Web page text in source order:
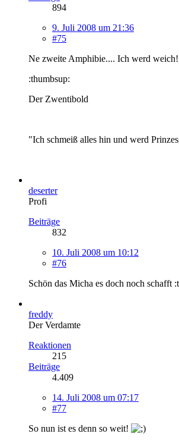
894
9. Juli 2008 um 21:36
#75
Ne zweite Amphibie.... Ich werd
:thumbsup:
Der Zwentibold
"Ich schmeiß alles hin und werd
deserter
Profi
Beiträge
832
10. Juli 2008 um 10:12
#76
Schön das Micha es doch noch schafft
freddy
Der Verdamte
Reaktionen
215
Beiträge
4.409
14. Juli 2008 um 07:17
#77
So nun ist es denn so weit!